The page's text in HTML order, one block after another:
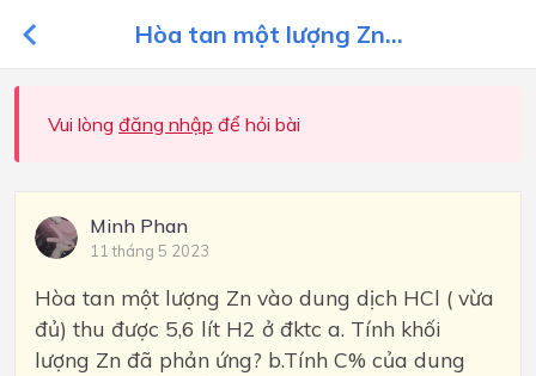
Hòa tan một lượng Zn...
Vui lòng đăng nhập để hỏi bài
Minh Phan
11 tháng 5 2023
Hòa tan một lượng Zn vào dung dịch HCl ( vừa
đủ) thu được 5,6 lít H2 ở đktc a. Tính khối
lượng Zn đã phản ứng? b.Tính C% của dung